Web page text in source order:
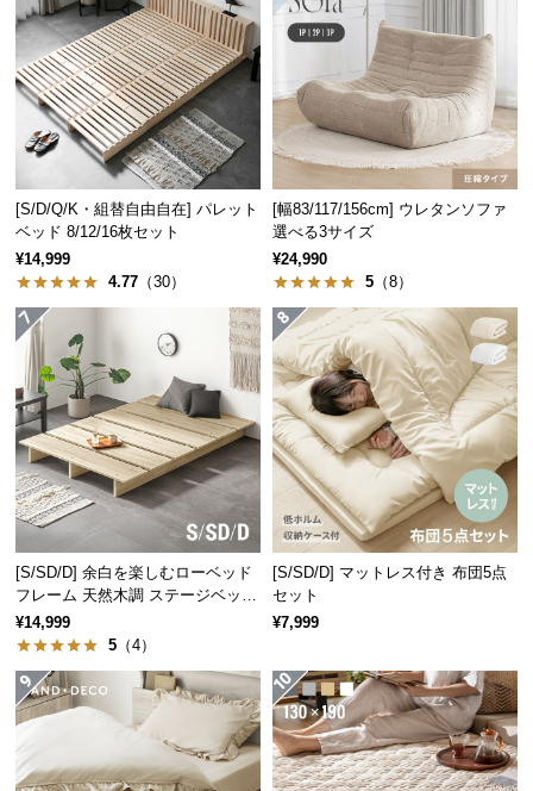
つ
い
て
保
証
つ
い
て
会
員
規
約
に
つ
い
て
お
客
様
サ
ポ
ー
[S/D/Q/K・組替自由自在] パレット
ベッド 8/12/16枚セット
¥14,999
4.77 （30）
[幅83/117/156cm] ウレタンソファ
選べる3サイズ
¥24,990
5 （8）
[S/SD/D] 余白を楽しむローベッド
フレーム 天然木調 ステージベッド
ロボット掃除機対応
¥14,999
5 （4）
[S/SD/D] マットレス付き 布団5点
セット
¥7,999